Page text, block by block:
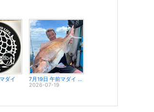
ダイ
7月19日 午前マダイ 大鯛浮上！！
2026-07-19